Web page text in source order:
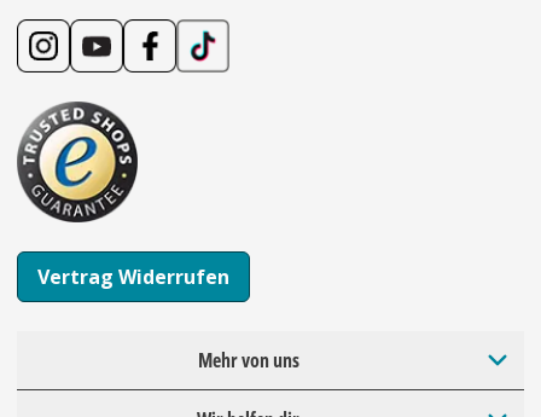
Vertrag Widerrufen
Mehr von uns